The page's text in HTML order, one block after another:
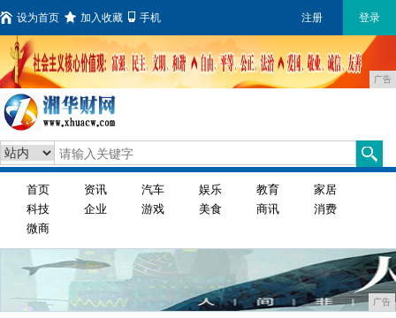
设为首页 加入收藏 手机 注册 登录
广告
首页 资讯 汽车 娱乐 教育
家居
科技
企业 游戏 美食 商讯
消费
微商
广告